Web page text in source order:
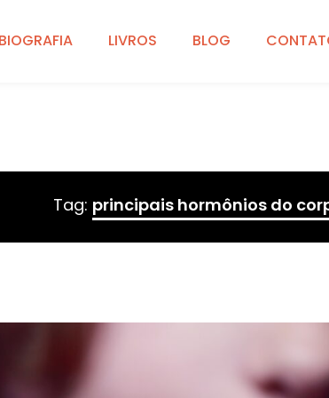
LIVROS BLOG
Tag: principais hormônios do